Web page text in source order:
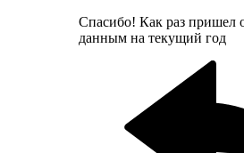
Спасибо! Как раз пришел
данным на текущий год